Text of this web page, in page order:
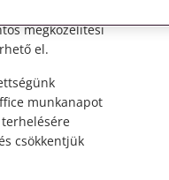
A
töltenek be
családnak
megbízható
gépjárművel
megközelítési
el.
munkanapot
csökkentjük